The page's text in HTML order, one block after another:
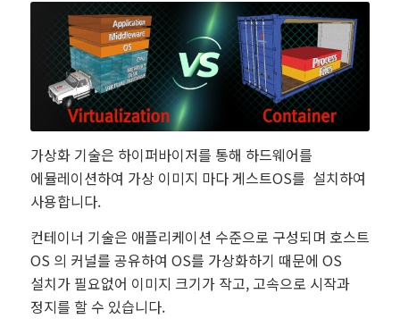
가상화 기술은 하이퍼바이저를 통해 하드웨어를
에뮬레이션하여 가상 이미지 마다 게스트OS를 설치하여
사용합니다.
컨테이너 기술은 애플리케이션 수준으로 구성되며 호스트
OS 의 커널를 공유하여 OS를 가상화하기 때문에 OS
설치가 필요없어 이미지 크기가 작고, 고속으로 시작과
정지를 할 수 있습니다.